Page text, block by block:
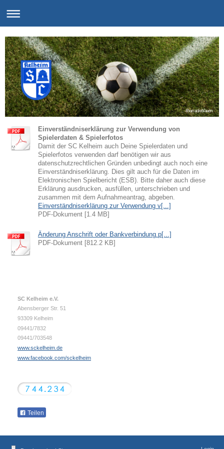
#hurradieblauen
Einverständniserklärung zur Verwendung von
Spielerdaten & Spielerfotos
Damit der SC Kelheim auch Deine Spielerdaten und
Spielerfotos verwenden darf benötigen wir aus
datenschutzrechtlichen Gründen unbedingt auch noch eine
Einverständniserklärung. Dies gilt auch für die Daten im
Elektronischen Spielbericht (ESB). Bitte daher auch diese
Erklärung ausdrucken, ausfüllen, unterschrieben und
zusammen mit dem Aufnahmeantrag, abgeben.
Einverständniserklärung zur Verwendung v[...]
PDF-Dokument [1.4 MB]
Änderung Anschrift oder Bankverbindung.p[...]
PDF-Dokument [812.2 KB]
SC Kelheim e.V.
Abensberger Str. 51
93309 Kelheim
09441/7832
09441/703548
www.sckelheim.de
www.facebook.com/sckelheim
Teilen